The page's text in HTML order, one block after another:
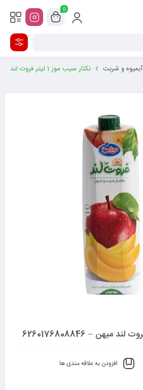
0
آبمیوه و شربت
نکتار سیب موز 1 لیتر فروت لند
افزودن به علاقه مندی ها